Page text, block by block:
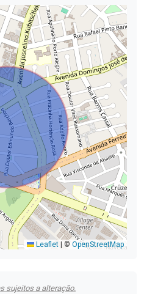
Leaflet | © OpenStreetMap
sujeitos a alteração.